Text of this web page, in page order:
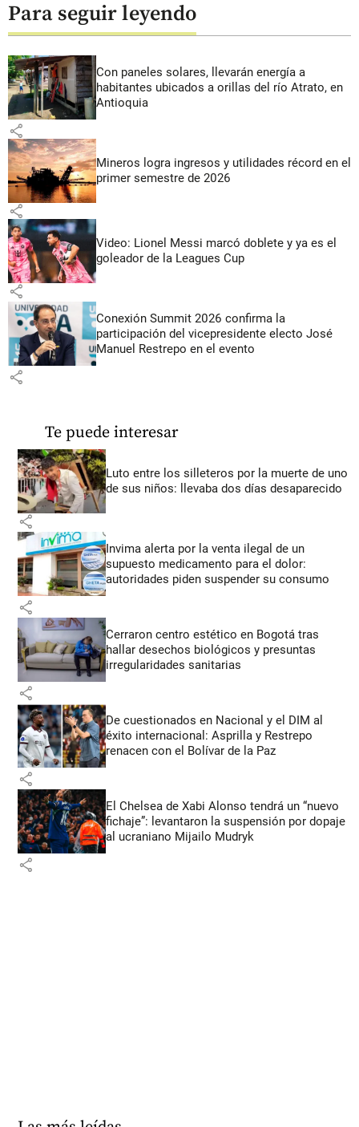
Para seguir leyendo
Con paneles solares, llevarán energía a
habitantes ubicados a orillas del río Atrato, en
Antioquia
share
Mineros logra ingresos y utilidades récord en el
primer semestre de 2026
share
Video: Lionel Messi marcó doblete y ya es el
goleador de la Leagues Cup
share
Conexión Summit 2026 confirma la
participación del vicepresidente electo José
Manuel Restrepo en el evento
share
Te puede interesar
Luto entre los silleteros por la muerte de uno
de sus niños: llevaba dos días desaparecido
share
Invima alerta por la venta ilegal de un
supuesto medicamento para el dolor:
autoridades piden suspender su consumo
share
Cerraron centro estético en Bogotá tras
hallar desechos biológicos y presuntas
irregularidades sanitarias
share
De cuestionados en Nacional y el DIM al
éxito internacional: Asprilla y Restrepo
renacen con el Bolívar de la Paz
share
El Chelsea de Xabi Alonso tendrá un “nuevo
fichaje”: levantaron la suspensión por dopaje
al ucraniano Mijailo Mudryk
share